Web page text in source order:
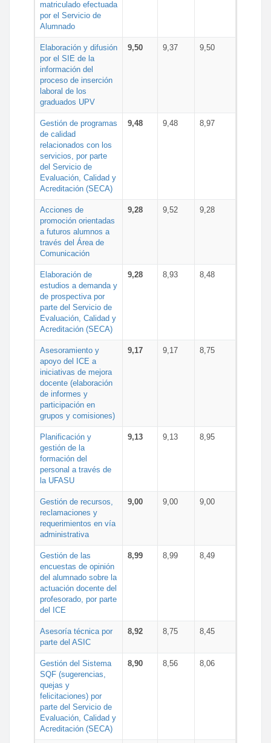
matriculado efectuada
por el Servicio de
Alumnado
Elaboración y difusión
por el SIE de la
información del
proceso de inserción
laboral de los
graduados UPV
9,50 9,37 9,50
Gestión de programas
de calidad
relacionados con los
servicios, por parte
del Servicio de
Evaluación, Calidad y
Acreditación (SECA)
9,48 9,48 8,97
Acciones de
promoción orientadas
a futuros alumnos a
través del Área de
Comunicación
9,28 9,52 9,28
Elaboración de
estudios a demanda y
de prospectiva por
parte del Servicio de
Evaluación, Calidad y
Acreditación (SECA)
9,28 8,93 8,48
Asesoramiento y
apoyo del ICE a
iniciativas de mejora
docente (elaboración
de informes y
participación en
grupos y comisiones)
9,17 9,17 8,75
Planificación y
gestión de la
formación del
personal a través de
la UFASU
9,13 9,13 8,95
Gestión de recursos,
reclamaciones y
requerimientos en vía
administrativa
9,00 9,00 9,00
Gestión de las
encuestas de opinión
del alumnado sobre la
actuación docente del
profesorado, por parte
del ICE
8,99 8,99 8,49
Asesoría técnica por
parte del ASIC
8,92 8,75 8,45
Gestión del Sistema
SQF (sugerencias,
quejas y
felicitaciones) por
parte del Servicio de
Evaluación, Calidad y
Acreditación (SECA)
8,90 8,56 8,06